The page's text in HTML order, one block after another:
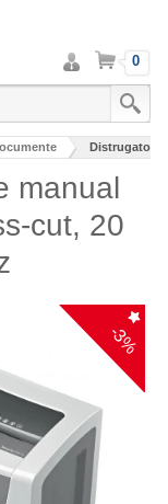
Intra
in
cont
Cos 0
Distrugator
manual
cut, 20
-3%